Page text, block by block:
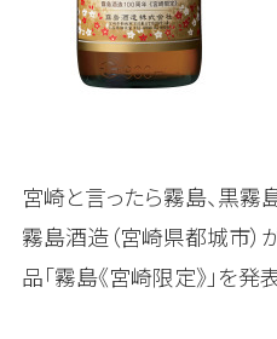
宮崎と言ったら霧島、黒霧
霧島酒造（宮崎県都城市）
品「霧島《宮崎限定》」を発表